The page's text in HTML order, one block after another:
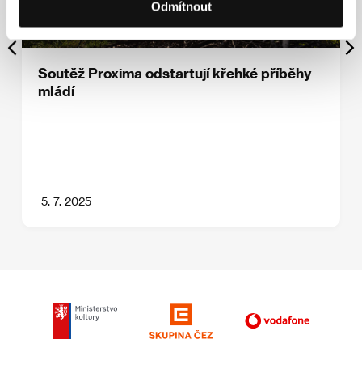
Odmítnout
Soutěž Proxima odstartují křehké příběhy
mládí
5. 7. 2025